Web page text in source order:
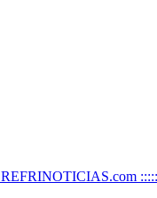
REFRINOTICIAS.com